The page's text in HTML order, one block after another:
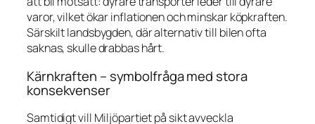
varor, vilket ökar inflationen och minskar köpkraften.
Särskilt landsbygden, där alternativ till bilen ofta
saknas, skulle drabbas hårt.
Kärnkraften – symbolfråga med stora
konsekvenser
Samtidigt vill Miljöpartiet på sikt avveckla